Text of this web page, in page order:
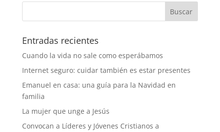
Entradas recientes
Cuando la vida no sale como esperábamos
Internet seguro: cuidar también es estar presentes
Emanuel en casa: una guía para la Navidad en
familia
La mujer que unge a Jesús
Convocan a Líderes y Jóvenes Cristianos a